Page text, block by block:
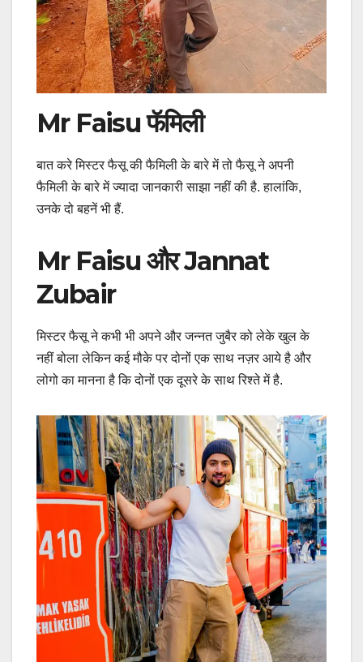
Mr Faisu फॅमिली
बात करे मिस्टर फैसू की फैमिली के बारे में तो फैसू ने अपनी
फैमिली के बारे में ज्यादा जानकारी साझा नहीं की है. हालांकि,
उनके दो बहनें भी हैं.
Mr Faisu और Jannat
Zubair
मिस्टर फैसू ने कभी भी अपने और जन्नत जुबैर को लेके खुल के
नहीं बोला लेकिन कई मौके पर दोनों एक साथ नज़र आये है और
लोगो का मानना है कि दोनों एक दूसरे के साथ रिश्ते में है.